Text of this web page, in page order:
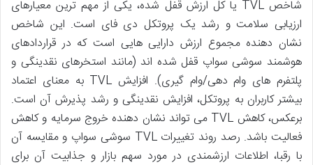
شاخص TVL یا کل ارزش قفل شده، یکی از مهم ترین معیارهای
ارزیابی سلامت و رشد یک پروتکل دی فای است. این شاخص
نشان دهنده مجموع ارزش دارایی هایی است که در قراردادهای
هوشمند سوشی سواپ قفل شده اند (مانند استخرهای نقدینگی و
پلتفرم های وام دهی/وام گیری). افزایش TVL به معنای اعتماد
بیشتر کاربران به پروتکل، افزایش نقدینگی و رشد پذیرش آن است.
برعکس، کاهش TVL می تواند نشان دهنده خروج سرمایه و کاهش
فعالیت باشد. رصد روند تغییرات TVL سوشی سواپ و مقایسه آن
با رقبا، اطلاعات ارزشمندی در مورد سهم بازار و جذابیت آن برای